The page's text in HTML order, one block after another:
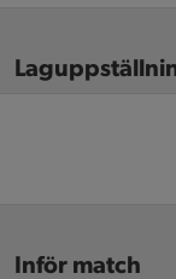
Inför match